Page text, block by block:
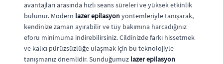
avantajları arasında hızlı seans süreleri ve yüksek etkinlik
bulunur. Modern lazer epilasyonyöntemleriyle tanışarak,
kendinize zaman ayırabilir ve tüy bakımına harcadığınız
eforu minimuma indirebilirsiniz. Cildinizde farkı hissetmek
ve kalıcı pürüzsüzlüğe ulaşmak için bu teknolojiyle
tanışmanız önemlidir. Sunduğumuz lazer epilasyon